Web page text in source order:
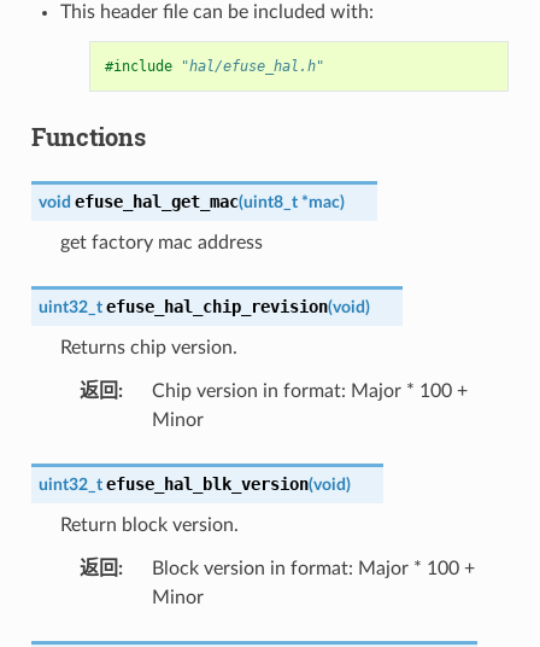
This header file can be included with:
#include "hal/efuse_hal.h"
Functions
void efuse_hal_get_mac(uint8_t *mac)
get factory mac address
uint32_t efuse_hal_chip_revision(void)
Returns chip version.
返回 :
Chip version in format: Major * 100 +
Minor
uint32_t efuse_hal_blk_version(void)
Return block version.
返回 :
Block version in format: Major * 100 +
Minor